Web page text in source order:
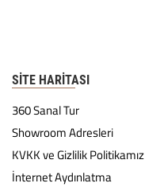
SITE HARITASI
360 Sanal Tur
Showroom Adresleri
KVKK ve Gizlilik Politikamız
İnternet Aydınlatma